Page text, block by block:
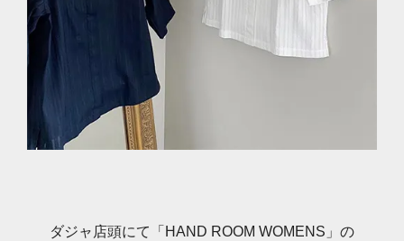
ダジャ店頭にて「HAND ROOM WOMENS」の